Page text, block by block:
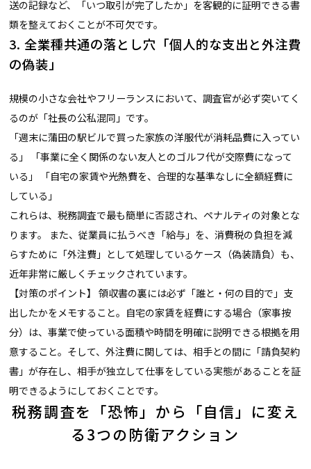
送の記録など、「いつ取引が完了したか」を客観的に証明できる書
類を整えておくことが不可欠です。
3. 全業種共通の落とし穴「個人的な支出と外注費
の偽装」
規模の小さな会社やフリーランスにおいて、調査官が必ず突いてく
るのが「社長の公私混同」です。
「週末に蒲田の駅ビルで買った家族の洋服代が消耗品費に入ってい
る」 「事業に全く関係のない友人とのゴルフ代が交際費になって
いる」 「自宅の家賃や光熱費を、合理的な基準なしに全額経費に
している」
これらは、税務調査で最も簡単に否認され、ペナルティの対象とな
ります。 また、従業員に払うべき「給与」を、消費税の負担を減
らすために「外注費」として処理しているケース（偽装請負）も、
近年非常に厳しくチェックされています。
【対策のポイント】 領収書の裏には必ず「誰と・何の目的で」支
出したかをメモすること。自宅の家賃を経費にする場合（家事按
分）は、事業で使っている面積や時間を明確に説明できる根拠を用
意すること。そして、外注費に関しては、相手との間に「請負契約
書」が存在し、相手が独立して仕事をしている実態があることを証
明できるようにしておくことです。
税務調査を「恐怖」から「自信」に変え
る3つの防衛アクション